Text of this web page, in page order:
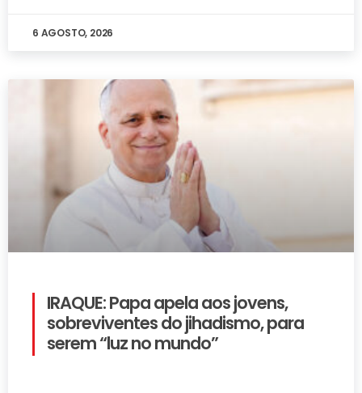
6 AGOSTO, 2026
IRAQUE: Papa apela aos jovens,
sobreviventes do jihadismo, para
serem “luz no mundo”